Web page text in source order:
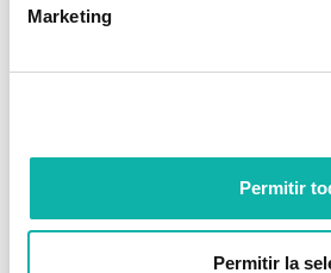
Marketing
Permitir
Permitir la
IMPORTANCIA Y AUGE